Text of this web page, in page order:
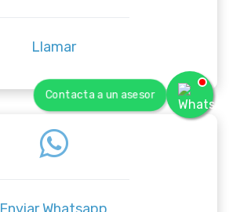
Llamar
Contacta a un asesor